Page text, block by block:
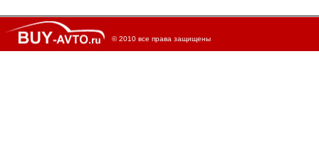
© 2010 все права защищены